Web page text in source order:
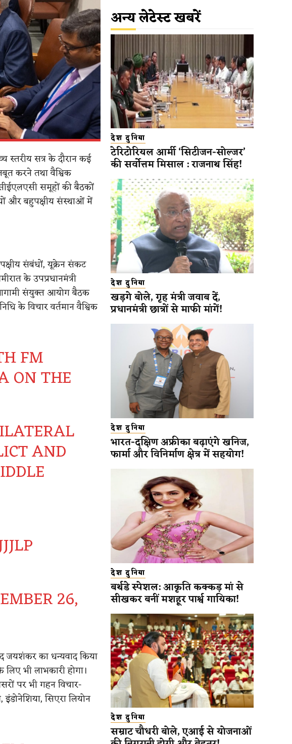
स्तरीय सत्र के दौरान कई
करने तथा वैश्विक
समूहों की बैठकों
और बहुपक्षीय संस्थाओं में
संबंधों, यूक्रेन संकट
के उपप्रधानमंत्री
संयुक्त आयोग बैठक
के विचार वर्तमान वैश्विक
FM
ON THE
AND
26,
जयशंकर का धन्यवाद किया
भी लाभकारी होगा।
पर भी गहन विचार-
सिएरा लियोन
अन्य लेटेस्ट खबरें
देश दुनिया
टेरिटोरियल आर्मी ‘सिटीजन-सोल्जर’
की सर्वोत्तम मिसाल : राजनाथ सिंह!
देश दुनिया
खड़गे बोले, गृह मंत्री जवाब दें,
प्रधानमंत्री छात्रों से माफी मांगें!
देश दुनिया
भारत-दक्षिण अफ्रीका बढ़ाएंगे खनिज,
फार्मा और विनिर्माण क्षेत्र में सहयोग!
देश दुनिया
बर्थडे स्पेशल: आकृति कक्कड़ मां से
सीखकर बनीं मशहूर पार्श्व गायिका!
देश दुनिया
सम्राट चौधरी बोले, एआई से योजनाओं